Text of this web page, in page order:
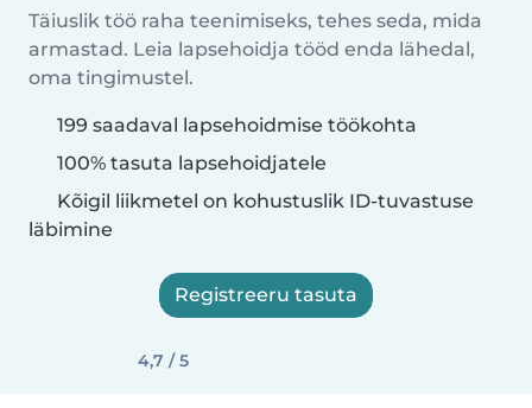
Täiuslik töö raha teenimiseks, tehes seda, mida
armastad. Leia lapsehoidja tööd enda lähedal,
oma tingimustel.
199 saadaval lapsehoidmise töökohta
100% tasuta lapsehoidjatele
Kõigil liikmetel on kohustuslik ID-tuvastuse
läbimine
Registreeru tasuta
4,7 / 5